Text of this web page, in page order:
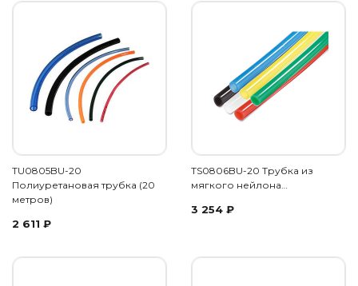
TU0805BU-20
Полиуретановая трубка (20
метров)
2 611 ₽
TS0806BU-20 Трубка из
мягкого нейлона…
3 254 ₽